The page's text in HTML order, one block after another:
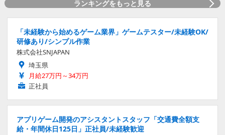
ランキングをもっと見る
「未経験から始めるゲーム業界」ゲームテスター/未経験OK/
研修あり/シンプル作業
株式会社SNJAPAN
埼玉県
月給27万円～34万円
正社員
アプリゲーム開発のアシスタントスタッフ「交通費全額支
給・年間休日125日」正社員/未経験歓迎